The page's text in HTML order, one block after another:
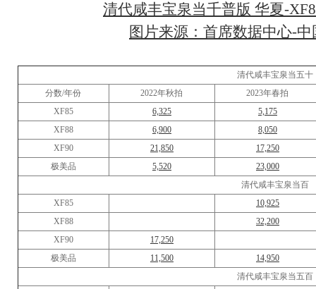
清代咸丰宝泉当千普版 华夏-
图片来源：首席数据中心-
清代咸丰宝泉当五十
分数/年份
2022年秋拍
2023年春拍
XF85
6,325
5,175
XF88
6,900
8,050
XF90
21,850
17,250
极美品
5,520
23,000
清代咸丰宝泉当百
XF85
10,925
XF88
32,200
XF90
17,250
极美品
11,500
14,950
清代咸丰宝泉当五百